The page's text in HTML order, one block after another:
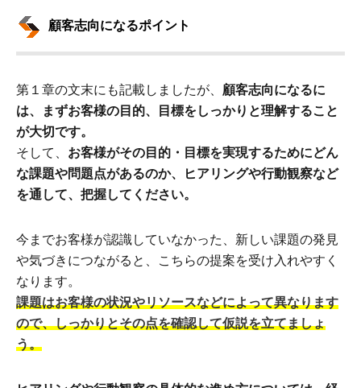
顧客志向になるポイント
第１章の文末にも記載しましたが、 顧客志向になるに
は、まずお客様の目的、目標をしっかりと理解すること
が大切です。
そして、 お客様がその目的・目標を実現するためにどん
な課題や問題点があるのか、ヒアリングや行動観察など
を通して、把握してください。
今までお客様が認識していなかった、新しい課題の発見
や気づきにつながると、こちらの提案を受け入れやすく
なります。
課題はお客様の状況やリソースなどによって異なります
ので、しっかりとその点を確認して仮説を立てましょ
う。